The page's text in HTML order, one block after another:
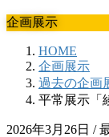
企画展示
HOME
企画展示
過去の企画
平常展示「
2026年3月26日 /